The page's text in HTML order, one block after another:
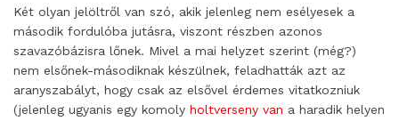
Két olyan jelöltről van szó, akik jelenleg nem esélyesek a
második fordulóba jutásra, viszont részben azonos
szavazóbázisra lőnek. Mivel a mai helyzet szerint (még?)
nem elsőnek-másodiknak készülnek, feladhatták azt az
aranyszabályt, hogy csak az elsővel érdemes vitatkozniuk
(jelenleg ugyanis egy komoly holtverseny van a haradik helyen